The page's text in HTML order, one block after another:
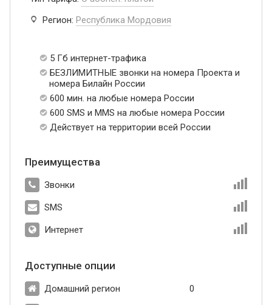
Регион: Республика Мордовия
5 Гб интернет-трафика
БЕЗЛИМИТНЫЕ звонки на номера Проекта и
номера Билайн России
600 мин. на любые номера России
600 SMS и MMS на любые номера России
Действует на территории всей России
Преимущества
Звонки
SMS
Интернет
Доступные опции
Домашний регион 0